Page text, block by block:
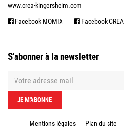
www.crea-kingersheim.com
Facebook MOMIX Facebook CREA
S'abonner à la newsletter
Mentions légales Plan du site